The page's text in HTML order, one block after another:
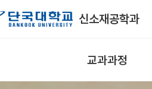
신소재공학과
교과과정